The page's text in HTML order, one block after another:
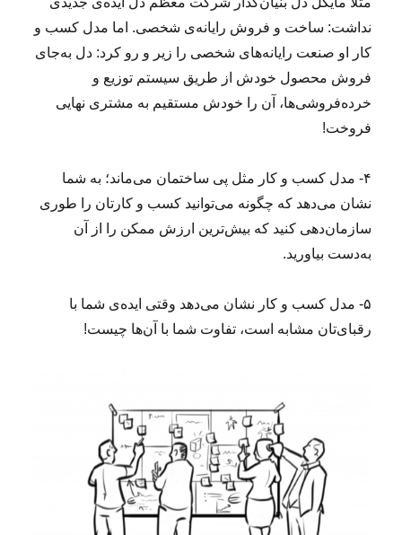
نداشت: ساخت و فروش رایانه‌ی شخصی. اما مدل کسب و
کار او صنعت رایانه‌های شخصی را زیر و رو کرد: دل به‌جای
فروش محصول خودش از طریق سیستم توزیع و
خرده‌فروشی‌ها، آن را خودش مستقیم به مشتری نهایی
فروخت!
۴- مدل کسب و کار مثل پی ساختمان می‌ماند؛ به شما
نشان می‌دهد که چگونه می‌توانید کسب و کارتان را طوری
سازمان‌دهی کنید که بیش‌ترین ارزش ممکن را از آن
به‌دست بیاورید.
۵- مدل کسب و کار نشان می‌دهد وقتی ایده‌ی شما با
رقبای‌تان مشابه است، تفاوت شما با آن‌ها چیست!